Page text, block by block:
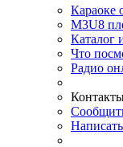
Караоке
M3U8
Каталог
Что
Радио